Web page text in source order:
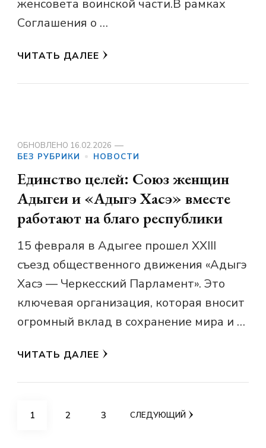
женсовета воинской части.В рамках
Соглашения о …
ЧИТАТЬ ДАЛЕЕ
ОБНОВЛЕНО 16.02.2026
БЕЗ РУБРИКИ
НОВОСТИ
Единство целей: Союз женщин
Адыгеи и «Адыгэ Хасэ» вместе
работают на благо республики
15 февраля в Адыгее прошел XXIII
съезд общественного движения «Адыгэ
Хасэ — Черкесский Парламент». Это
ключевая организация, которая вносит
огромный вклад в сохранение мира и …
ЧИТАТЬ ДАЛЕЕ
Пагинация
СТРАНИЦА
1 СТРАНИЦА
2 СТРАНИЦА
3 СЛЕДУЮЩИЙ